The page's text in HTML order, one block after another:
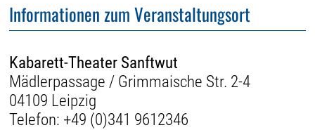
Informationen zum Veranstaltungsort
Kabarett-Theater Sanftwut
Mädlerpassage / Grimmaische Str. 2-4
04109 Leipzig
Telefon: +49 (0)341 9612346